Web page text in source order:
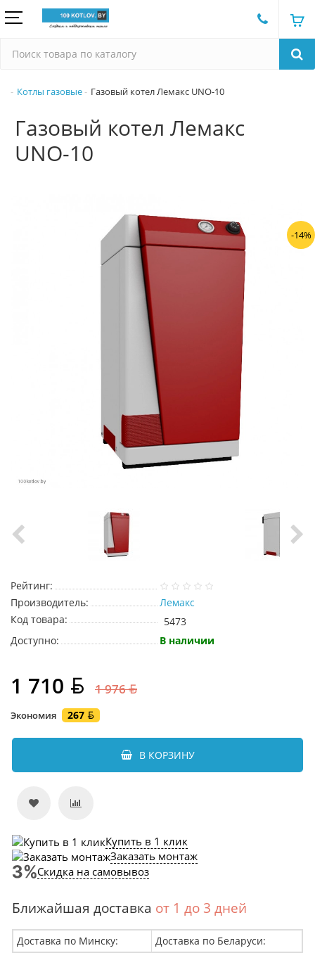
Котлы газовые Газовый котел Лемакс UNO-10
Газовый котел Лемакс
UNO-10
-14%
Рейтинг:
Производитель:
Лемакс
Код товара:
5473
Доступно:
В наличии
1 710 1 976
Экономия 267
В КОРЗИНУ
Купить в 1 клик
Заказать монтаж
Скидка на самовывоз
Ближайшая доставка от 1 до 3 дней
Доставка по Минску:
Доставка по Беларуси: